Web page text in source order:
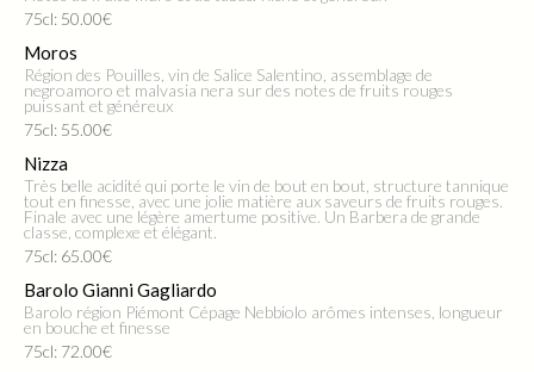
75cl: 50.00€
Moros
Région des Pouilles, vin de Salice Salentino, assemblage de
negroamoro et malvasia nera sur des notes de fruits rouges
puissant et généreux
75cl: 55.00€
Nizza
Très belle acidité qui porte le vin de bout en bout, structure tannique
tout en finesse, avec une jolie matière aux saveurs de fruits rouges.
Finale avec une légère amertume positive. Un Barbera de grande
classe, complexe et élégant.
75cl: 65.00€
Barolo Gianni Gagliardo
Barolo région Piémont Cépage Nebbiolo arômes intenses, longueur
en bouche et finesse
75cl: 72.00€